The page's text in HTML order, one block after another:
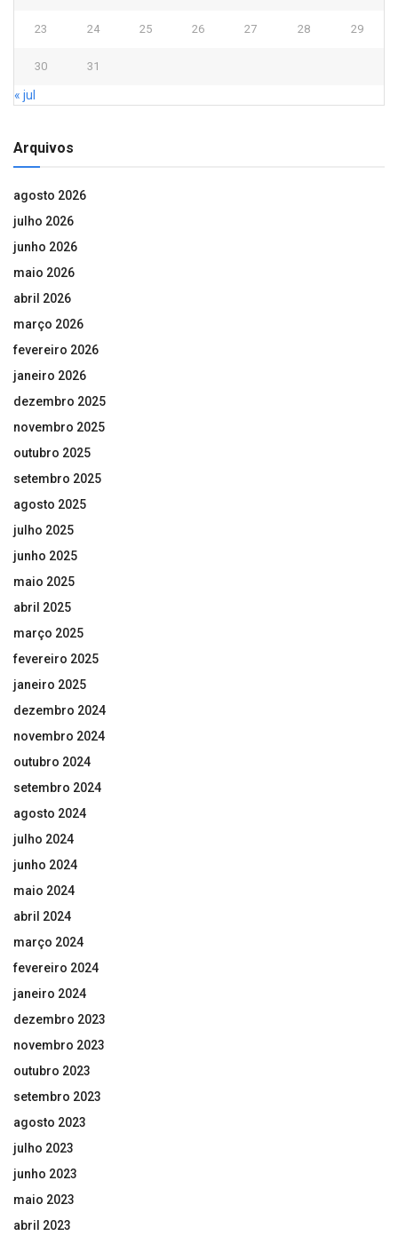
23 24 25 26 27 28 29
30 31
« jul
Arquivos
agosto 2026
julho 2026
junho 2026
maio 2026
abril 2026
março 2026
fevereiro 2026
janeiro 2026
dezembro 2025
novembro 2025
outubro 2025
setembro 2025
agosto 2025
julho 2025
junho 2025
maio 2025
abril 2025
março 2025
fevereiro 2025
janeiro 2025
dezembro 2024
novembro 2024
outubro 2024
setembro 2024
agosto 2024
julho 2024
junho 2024
maio 2024
abril 2024
março 2024
fevereiro 2024
janeiro 2024
dezembro 2023
novembro 2023
outubro 2023
setembro 2023
agosto 2023
julho 2023
junho 2023
maio 2023
abril 2023